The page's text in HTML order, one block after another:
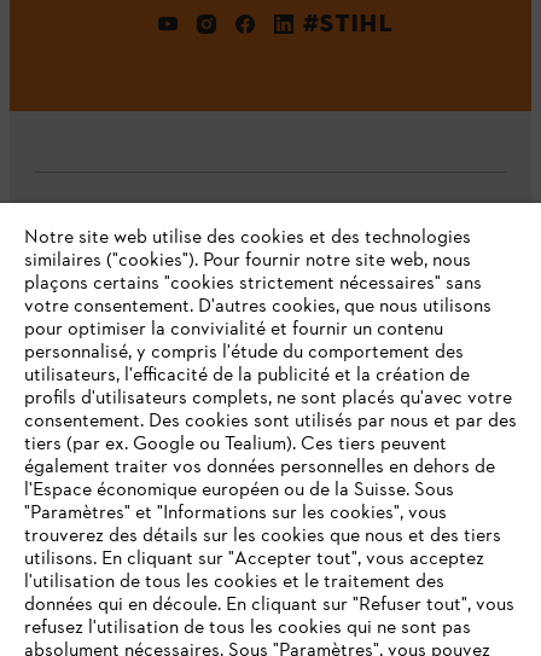
#STIHL
L'Entreprise
Questions fréquentes
Service
Politique de protection des données
Mentions légales Cookies
VOTRE NAVIGATEUR INTERNET
N'EST PLUS PRIS EN CHARGE
Vous utilisez un navigateur Internet que nous ne prenons plus
Notre site web utilise des cookies et des technologies
similaires ("cookies"). Pour fournir notre site web, nous
plaçons certains "cookies strictement nécessaires" sans
votre consentement. D'autres cookies, que nous utilisons
pour optimiser la convivialité et fournir un contenu
personnalisé, y compris l'étude du comportement des
utilisateurs, l'efficacité de la publicité et la création de
profils d'utilisateurs complets, ne sont placés qu'avec votre
consentement. Des cookies sont utilisés par nous et par des
tiers (par ex. Google ou Tealium). Ces tiers peuvent
également traiter vos données personnelles en dehors de
l'Espace économique européen ou de la Suisse. Sous
"Paramètres" et "Informations sur les cookies", vous
trouverez des détails sur les cookies que nous et des tiers
utilisons. En cliquant sur "Accepter tout", vous acceptez
l'utilisation de tous les cookies et le traitement des
données qui en découle. En cliquant sur "Refuser tout", vous
refusez l'utilisation de tous les cookies qui ne sont pas